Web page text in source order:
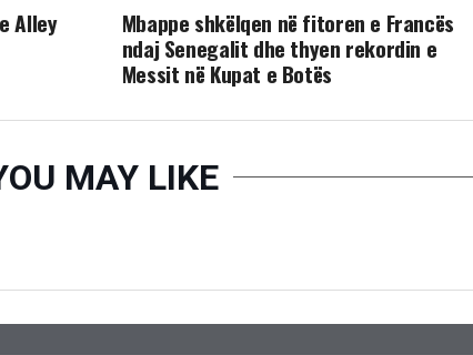
Mbappe shkëlqen në fitoren e Francës
ndaj Senegalit dhe thyen rekordin e
Messit në Kupat e Botës
Alley
MAY LIKE